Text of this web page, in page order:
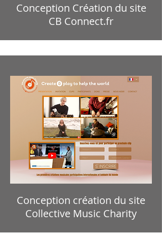
Conception Création du site
CB Connect.fr
Conception création du site
Collective Music Charity